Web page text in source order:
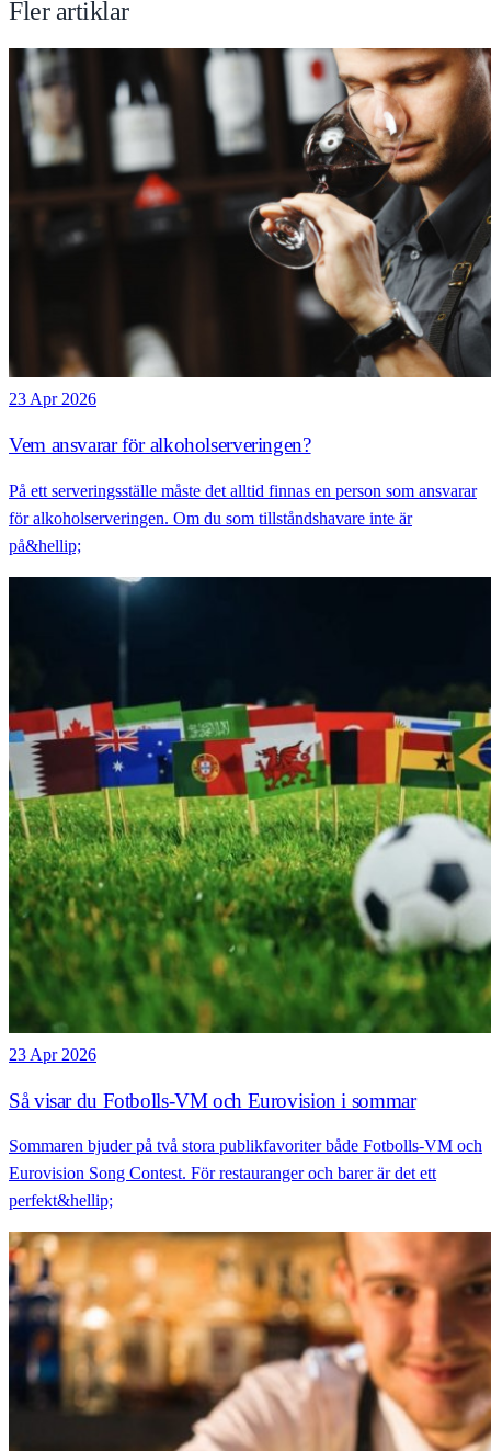
Fler artiklar
23 Apr 2026
Vem ansvarar för alkoholserveringen?
På ett serveringsställe måste det alltid finnas en person som ansvarar
för alkoholserveringen. Om du som tillståndshavare inte är
på&hellip;
23 Apr 2026
Så visar du Fotbolls-VM och Eurovision i sommar
Sommaren bjuder på två stora publikfavoriter både Fotbolls-VM och
Eurovision Song Contest. För restauranger och barer är det ett
perfekt&hellip;